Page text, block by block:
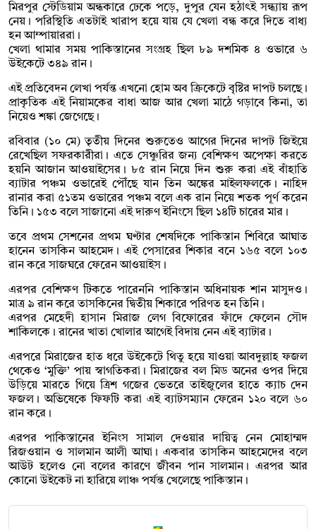
মিরপুর স্টেডিয়াম অন্ধকারে ঢেকে পড়ে, দুপুর যেন হঠাৎই সন্ধ্যায় রূপ
নেয়। পরিস্থিতি এতটাই খারাপ হয়ে যায় যে খেলা বন্ধ করে দিতে বাধ্য
হন আম্পায়াররা।
খেলা থামার সময় পাকিস্তানের সংগ্রহ ছিল ৮৯ দশমিক ৪ ওভারে ৬
উইকেটে ৩৪৯ রান।
এই প্রতিবেদন লেখা পর্যন্ত এখনো হোম অব ক্রিকেটে বৃষ্টির দাপট চলছে।
প্রাকৃতিক এই নিয়ামকের বাধা আজ আর খেলা মাঠে গড়াবে কিনা, তা
নিয়েও শঙ্কা জেগেছে।
রবিবার (১০ মে) তৃতীয় দিনের শুরুতেও আগের দিনের দাপট জিইয়ে
রেখেছিল সফরকারীরা। এতে সেঞ্চুরির জন্য বেশিক্ষণ অপেক্ষা করতে
হয়নি আজান আওয়াইসের। ৮৫ রান নিয়ে দিন শুরু করা এই বাঁহাতি
ব্যাটার পঞ্চম ওভারেই পৌঁছে যান তিন অঙ্কের মাইলফলকে। নাহিদ
রানার করা ৫১তম ওভারের পঞ্চম বলে এক রান নিয়ে শতক পূর্ণ করেন
তিনি। ১৫৩ বলে সাজানো এই দারুণ ইনিংসে ছিল ১৪টি চারের মার।
তবে প্রথম সেশনের প্রথম ঘণ্টার শেষদিকে পাকিস্তান শিবিরে আঘাত
হানেন তাসকিন আহমেদ। এই পেসারের শিকার বনে ১৬৫ বলে ১০৩
রান করে সাজঘরে ফেরেন আওয়াইস।
এরপর বেশিক্ষণ টিকতে পারেননি পাকিস্তান অধিনায়ক শান মাসুদও।
মাত্র ৯ রান করে তাসকিনের দ্বিতীয় শিকারে পরিণত হন তিনি।
এরপর মেহেদী হাসান মিরাজ লেগ বিফোরের ফাঁদে ফেলেন সৌদ
শাকিলকে। রানের খাতা খোলার আগেই বিদায় নেন এই ব্যাটার।
এরপরে মিরাজের হাত ধরে উইকেটে থিতু হয়ে যাওয়া আবদুল্লাহ ফজল
থেকেও ‘মুক্তি’ পায় স্বাগতিকরা। মিরাজের বল মিড অনের ওপর দিয়ে
উড়িয়ে মারতে গিয়ে ত্রিশ গজের ভেতরে তাইজুলের হাতে ক্যাচ দেন
ফজল। অভিষেকে ফিফটি করা এই ব্যাটসম্যান ফেরেন ১২০ বলে ৬০
রান করে।
এরপর পাকিস্তানের ইনিংস সামাল দেওয়ার দায়িত্ব নেন মোহাম্মদ
রিজওয়ান ও সালমান আলী আঘা। একবার তাসকিন আহমেদের বলে
আউট হলেও নো বলের কারণে জীবন পান সালমান। এরপর আর
কোনো উইকেট না হারিয়ে লাঞ্চ পর্যন্ত খেলেছে পাকিস্তান।